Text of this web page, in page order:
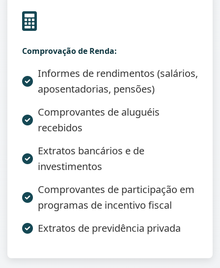
Comprovação de Renda:
Informes de rendimentos (salários,
aposentadorias, pensões)
Comprovantes de aluguéis
recebidos
Extratos bancários e de
investimentos
Comprovantes de participação em
programas de incentivo fiscal
Extratos de previdência privada